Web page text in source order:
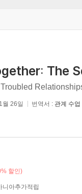
The
26일 번역서 : 관계 수업
할인)
니아추가적립